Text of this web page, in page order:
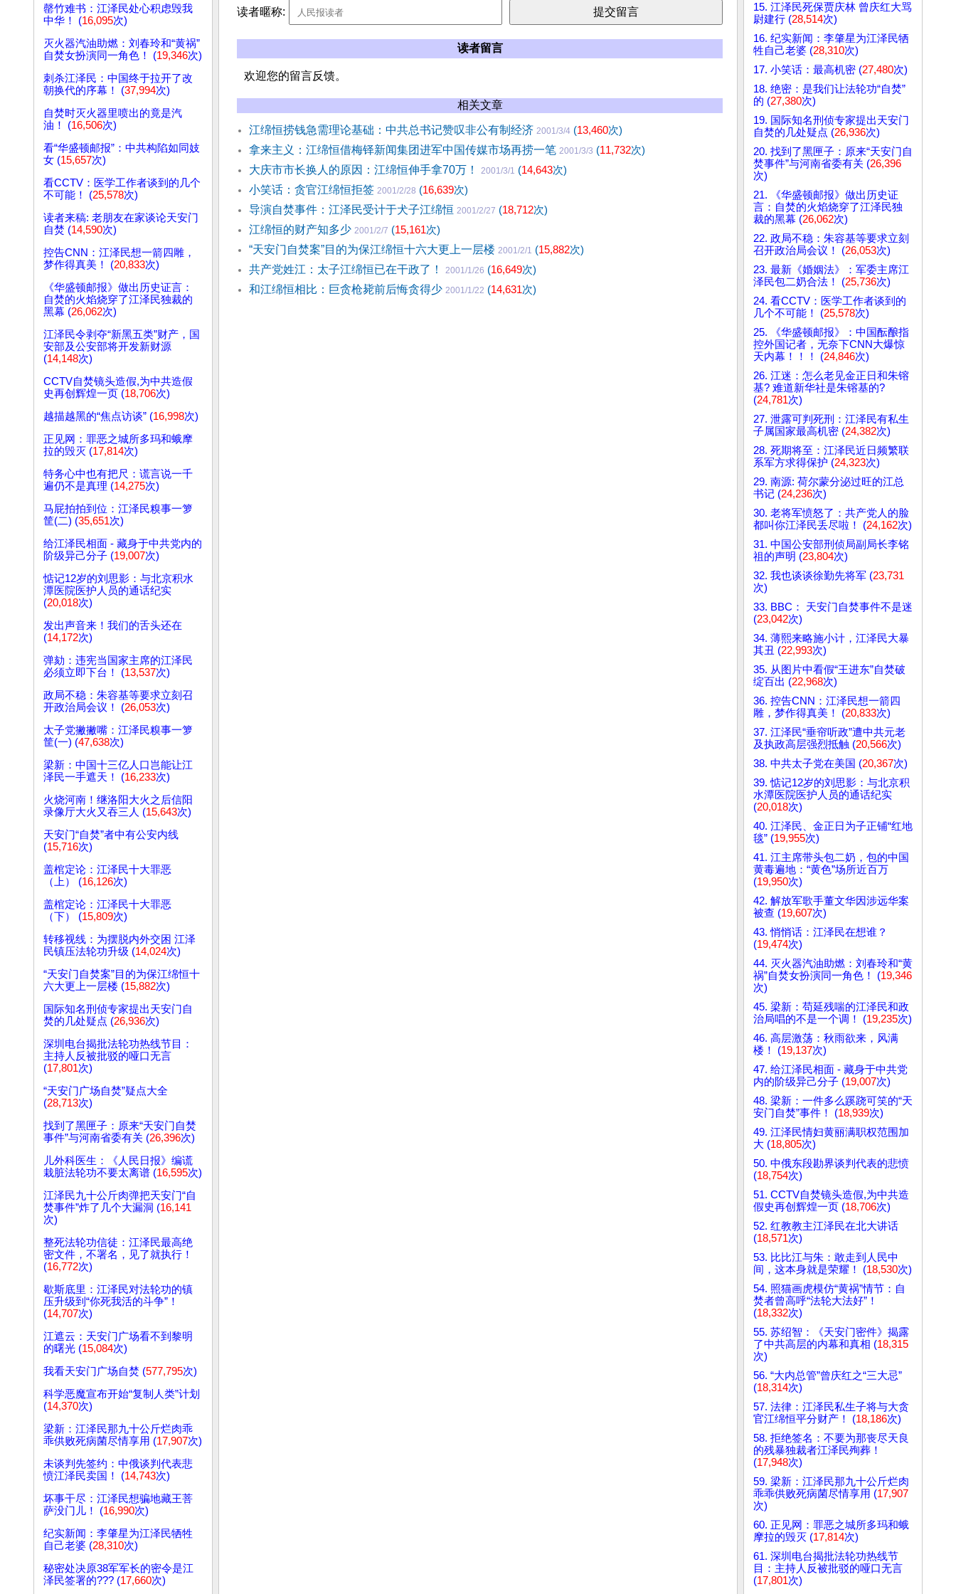
罄竹难书：江泽民处心积虑毁我
中华！ (16,095次)
灭火器汽油助燃：刘春玲和“黄祸”
自焚女扮演同一角色！ (19,346次)
刺杀江泽民：中国终于拉开了改
朝换代的序幕！ (37,994次)
自焚时灭火器里喷出的竟是汽
油！ (16,506次)
看“华盛顿邮报”：中共构陷如同妓
女 (15,657次)
看CCTV：医学工作者谈到的几个
不可能！ (25,578次)
读者来稿: 老朋友在家谈论天安门
自焚 (14,590次)
控告CNN：江泽民想一箭四雕，
梦作得真美！ (20,833次)
《华盛顿邮报》做出历史证言：
自焚的火焰烧穿了江泽民独裁的
黑幕 (26,062次)
江泽民令剥夺“新黑五类”财产，国
安部及公安部将开发新财源
(14,148次)
CCTV自焚镜头造假,为中共造假
史再创辉煌一页 (18,706次)
越描越黑的“焦点访谈” (16,998次)
正见网：罪恶之城所多玛和蛾摩
拉的毁灭 (17,814次)
特务心中也有把尺：谎言说一千
遍仍不是真理 (14,275次)
马屁拍拍到位：江泽民糗事一箩
筐(二) (35,651次)
给江泽民相面 - 藏身于中共党内的
阶级异己分子 (19,007次)
惦记12岁的刘思影：与北京积水
潭医院医护人员的通话纪实
(20,018次)
发出声音来！我们的舌头还在
(14,172次)
弹劾：违宪当国家主席的江泽民
必须立即下台！ (13,537次)
政局不稳：朱容基等要求立刻召
开政治局会议！ (26,053次)
太子党撇撇嘴：江泽民糗事一箩
筐(一) (47,638次)
梁新：中国十三亿人口岂能让江
泽民一手遮天！ (16,233次)
火烧河南！继洛阳大火之后信阳
录像厅大火又吞三人 (15,643次)
天安门“自焚”者中有公安内线
(15,716次)
盖棺定论：江泽民十大罪恶
（上） (16,126次)
盖棺定论：江泽民十大罪恶
（下） (15,809次)
转移视线：为摆脱内外交困 江泽
民镇压法轮功升级 (14,024次)
“天安门自焚案”目的为保江绵恒十
六大更上一层楼 (15,882次)
国际知名刑侦专家提出天安门自
焚的几处疑点 (26,936次)
深圳电台揭批法轮功热线节目：
主持人反被批驳的哑口无言
(17,801次)
“天安门广场自焚”疑点大全
(28,713次)
找到了黑匣子：原来“天安门自焚
事件”与河南省委有关 (26,396次)
儿外科医生：《人民日报》编谎
栽脏法轮功不要太离谱 (16,595次)
江泽民九十公斤肉弹把天安门“自
焚事件”炸了几个大漏洞 (16,141
次)
整死法轮功信徒：江泽民最高绝
密文件，不署名，见了就执行！
(16,772次)
歇斯底里：江泽民对法轮功的镇
压升级到“你死我活的斗争”！
(14,707次)
江遮云：天安门广场看不到黎明
的曙光 (15,084次)
我看天安门广场自焚 (577,795次)
科学恶魔宣布开始“复制人类”计划
(14,370次)
梁新：江泽民那九十公斤烂肉乖
乖供败死病菌尽情享用 (17,907次)
未谈判先签约：中俄谈判代表悲
愤江泽民卖国！ (14,743次)
坏事干尽：江泽民想骗地藏王菩
萨没门儿！ (16,990次)
纪实新闻：李肇星为江泽民牺牲
自己老婆 (28,310次)
秘密处决原38军军长的密令是江
泽民签署的??? (17,660次)
读者暱称:
读者留言
欢迎您的留言反馈。
相关文章
江绵恒捞钱急需理论基础：中共总书记赞叹非公有制经济 2001/3/4 (13,460次)
拿来主义：江绵恒借梅铎新闻集团进军中国传媒市场再捞一笔 2001/3/3 (11,732次)
大庆市市长换人的原因：江绵恒伸手拿70万！
2001/3/1 (14,643次)
小笑话：贪官江绵恒拒签 2001/2/28 (16,639次)
导演自焚事件：江泽民受计于犬子江绵恒 2001/2/27 (18,712次)
江绵恒的财产知多少 2001/2/7 (15,161次)
“天安门自焚案”目的为保江绵恒十六大更上一层楼 2001/2/1 (15,882次)
共产党姓江：太子江绵恒已在干政了！
2001/1/26 (16,649次)
和江绵恒相比：巨贪枪毙前后悔贪得少 2001/1/22 (14,631次)
15. 江泽民死保贾庆林 曾庆红大骂
尉建行 (28,514次)
16. 纪实新闻：李肇星为江泽民牺
牲自己老婆 (28,310次)
17. 小笑话：最高机密 (27,480次)
18. 绝密：是我们让法轮功“自焚”
的 (27,380次)
19. 国际知名刑侦专家提出天安门
自焚的几处疑点 (26,936次)
20. 找到了黑匣子：原来“天安门自
焚事件”与河南省委有关 (26,396
次)
21. 《华盛顿邮报》做出历史证
言：自焚的火焰烧穿了江泽民独
裁的黑幕 (26,062次)
22. 政局不稳：朱容基等要求立刻
召开政治局会议！ (26,053次)
23. 最新《婚姻法》：军委主席江
泽民包二奶合法！ (25,736次)
24. 看CCTV：医学工作者谈到的
几个不可能！ (25,578次)
25. 《华盛顿邮报》：中国酝酿指
控外国记者，无奈下CNN大爆惊
天内幕！！！ (24,846次)
26. 江迷：怎么老见金正日和朱镕
基? 难道新华社是朱镕基的?
(24,781次)
27. 泄露可判死刑：江泽民有私生
子属国家最高机密 (24,382次)
28. 死期将至：江泽民近日频繁联
系军方求得保护 (24,323次)
29. 南源: 荷尔蒙分泌过旺的江总
书记 (24,236次)
30. 老将军愤怒了：共产党人的脸
都叫你江泽民丢尽啦！ (24,162次)
31. 中国公安部刑侦局副局长李铭
祖的声明 (23,804次)
32. 我也谈谈徐勤先将军 (23,731
次)
33. BBC： 天安门自焚事件不是迷
(23,042次)
34. 薄熙来略施小计，江泽民大暴
其丑 (22,993次)
35. 从图片中看假“王进东”自焚破
绽百出 (22,968次)
36. 控告CNN：江泽民想一箭四
雕，梦作得真美！ (20,833次)
37. 江泽民“垂帘听政”遭中共元老
及执政高层强烈抵触 (20,566次)
38. 中共太子党在美国 (20,367次)
39. 惦记12岁的刘思影：与北京积
水潭医院医护人员的通话纪实
(20,018次)
40. 江泽民、金正日为子正铺“红地
毯” (19,955次)
41. 江主席带头包二奶，包的中国
黄毒遍地：“黄色”场所近百万
(19,950次)
42. 解放军歌手董文华因涉远华案
被查 (19,607次)
43. 悄悄话：江泽民在想谁？
(19,474次)
44. 灭火器汽油助燃：刘春玲和“黄
祸”自焚女扮演同一角色！ (19,346
次)
45. 梁新：苟延残喘的江泽民和政
治局唱的不是一个调！ (19,235次)
46. 高层激荡：秋雨欲来，风满
楼！ (19,137次)
47. 给江泽民相面 - 藏身于中共党
内的阶级异己分子 (19,007次)
48. 梁新：一件多么蹊跷可笑的“天
安门自焚”事件！ (18,939次)
49. 江泽民情妇黄丽满职权范围加
大 (18,805次)
50. 中俄东段勘界谈判代表的悲愤
(18,754次)
51. CCTV自焚镜头造假,为中共造
假史再创辉煌一页 (18,706次)
52. 红教教主江泽民在北大讲话
(18,571次)
53. 比比江与朱：敢走到人民中
间，这本身就是荣耀！ (18,530次)
54. 照猫画虎模仿“黄祸”情节：自
焚者曾高呼“法轮大法好”！
(18,332次)
55. 苏绍智：《天安门密件》揭露
了中共高层的内幕和真相 (18,315
次)
56. “大内总管”曾庆红之“三大忌”
(18,314次)
57. 法律：江泽民私生子将与大贪
官江绵恒平分财产！ (18,186次)
58. 拒绝签名：不要为那丧尽天良
的残暴独裁者江泽民殉葬！
(17,948次)
59. 梁新：江泽民那九十公斤烂肉
乖乖供败死病菌尽情享用 (17,907
次)
60. 正见网：罪恶之城所多玛和蛾
摩拉的毁灭 (17,814次)
61. 深圳电台揭批法轮功热线节
目：主持人反被批驳的哑口无言
(17,801次)